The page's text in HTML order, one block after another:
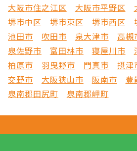
大阪市住之江区
大阪市平野区
堺市中区
堺市東区 堺市西区
池田市
吹田市 泉大津市 高槻
泉佐野市
富田林市 寝屋川市
柏原市
羽曳野市 門真市 摂津
交野市
大阪狭山市 阪南市 豊
泉南郡田尻町
泉南郡岬町